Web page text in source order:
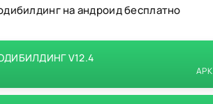
на андроид бесплатно
V12.4
APK